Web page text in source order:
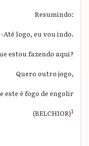
Resumindo:
-Até logo, eu vou indo.
estou fazendo aqui?
Quero outro jogo,
este é fogo de engolir
(BELCHIOR)1